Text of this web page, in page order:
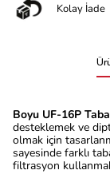
Kolay İade
Boyu UF-16P
desteklemek ve
olmak için
sayesinde farklı
filtrasyon